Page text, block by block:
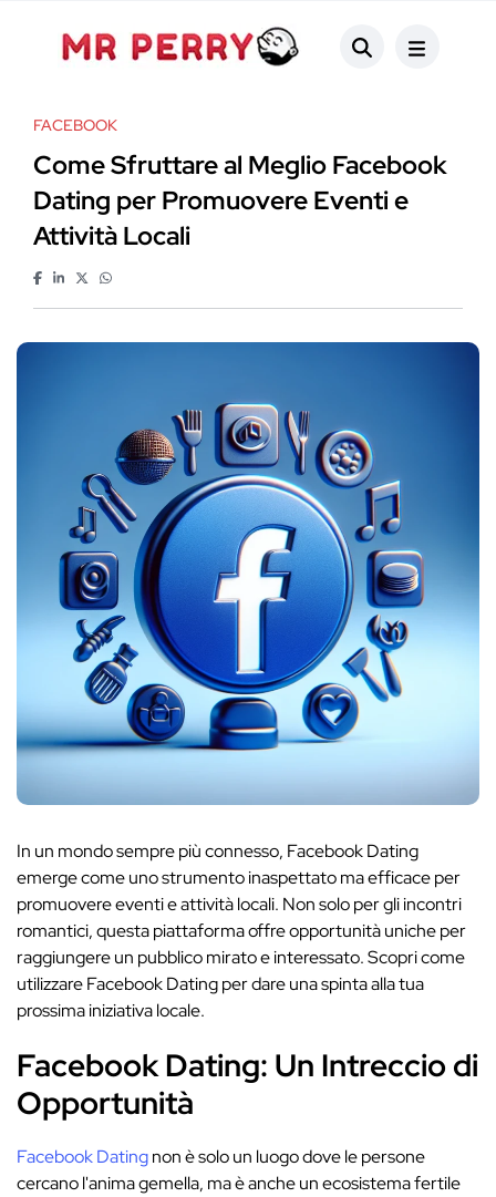
FACEBOOK
Come Sfruttare al Meglio Facebook
Dating per Promuovere Eventi e
Attività Locali
In un mondo sempre più connesso, Facebook Dating
emerge come uno strumento inaspettato ma efficace per
promuovere eventi e attività locali. Non solo per gli incontri
romantici, questa piattaforma offre opportunità uniche per
raggiungere un pubblico mirato e interessato. Scopri come
utilizzare Facebook Dating per dare una spinta alla tua
prossima iniziativa locale.
Facebook Dating: Un Intreccio di
Opportunità
Facebook Datingnon è solo un luogo dove le persone
cercano l'anima gemella, ma è anche un ecosistema fertile